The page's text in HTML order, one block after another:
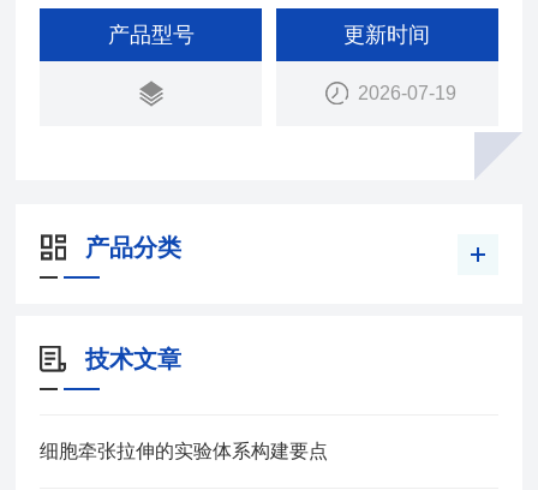
合，再加入辣根过氧化物酶标记物，经过洗涤后加底
物TMB显色。TMB在HRP的催化下转化成蓝色，并
在酸的作用下转化成最终的黄色。在450 nm波长下
测定吸光度（OD值），通过标准曲线计算待测样品
产品型号 更新时间
2026-07-19
产品分类
技术文章
细胞牵张拉伸的实验体系构建要点